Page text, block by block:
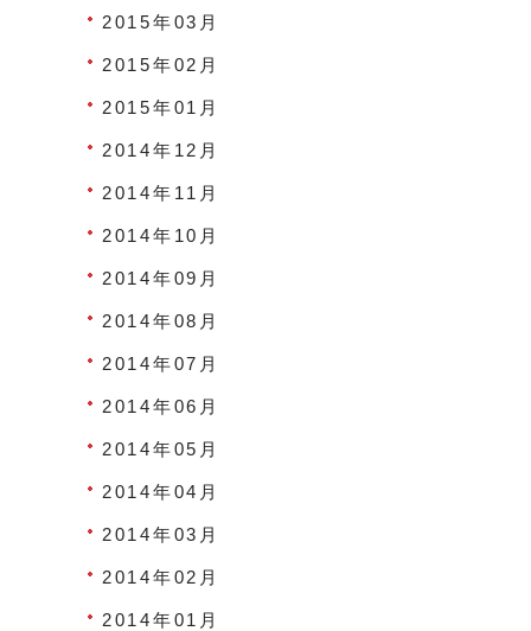
2015年03月
2015年02月
2015年01月
2014年12月
2014年11月
2014年10月
2014年09月
2014年08月
2014年07月
2014年06月
2014年05月
2014年04月
2014年03月
2014年02月
2014年01月